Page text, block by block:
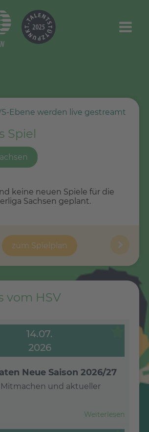
Ebene werden live gestreamt
Spiel
keine neuen Spiele für die
Sachsen geplant.
zum Spielplan
keine neuen Spiele für die
geplant.
zum Spielplan
vom HSV
14.07.
2026
Weiterlesen
Neue Saison 2026/27
und aktueller